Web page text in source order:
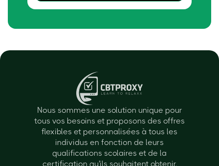
Nous sommes une solution unique pour
tous vos besoins et proposons des offres
flexibles et personnalisées à tous les
individus en fonction de leurs
qualifications scolaires et de la
certification qu'ils souhaitent obtenir.